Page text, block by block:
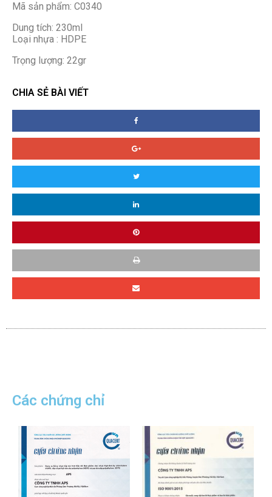
Mã sản phẩm: C0340
Dung tích: 230ml
Loại nhựa : HDPE
Trọng lượng: 22gr
CHIA SẺ BÀI VIẾT
Các chứng chỉ